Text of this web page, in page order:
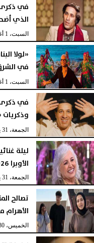
في
الذي
السبت، 1 أغسطس 2026
«لولا
في
السبت، 1 أغسطس 2026
في
الجمعة، 31 يوليو 2026
ليلة
الأوبرا 2026 على المكشوف
الجمعة، 31 يوليو 2026
تصالح
الأهرام
الخميس، 30 يوليو 2026